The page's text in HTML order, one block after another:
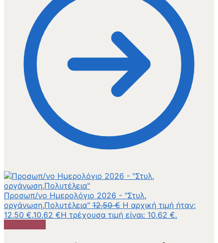
Προσωπ/νο Ημερολόγιο 2026 - "Στυλ,
οργάνωση,Πολυτέλεια" 12,50€ Η αρχική τιμή ήταν:
12,50 €.10,62 €Η τρέχουσα τιμή είναι: 10,62 €.